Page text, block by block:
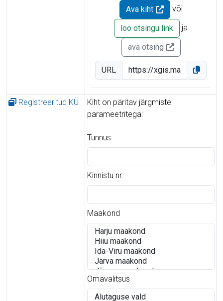
Ava kiht või
loo otsingu link ja
ava otsing
URL
Registreeritud KÜ
Kiht on päritav järgmiste
parameetritega:
Tunnus
Kinnistu nr.
Maakond
Omavalitsus